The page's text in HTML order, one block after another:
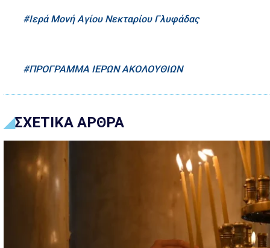
Ιερά Μονή Αγίου Νεκταρίου Γλυφάδας
ΠΡΟΓΡΑΜΜΑ ΙΕΡΩΝ ΑΚΟΛΟΥΘΙΩΝ
ΣΧΕΤΙΚΑ ΑΡΘΡΑ